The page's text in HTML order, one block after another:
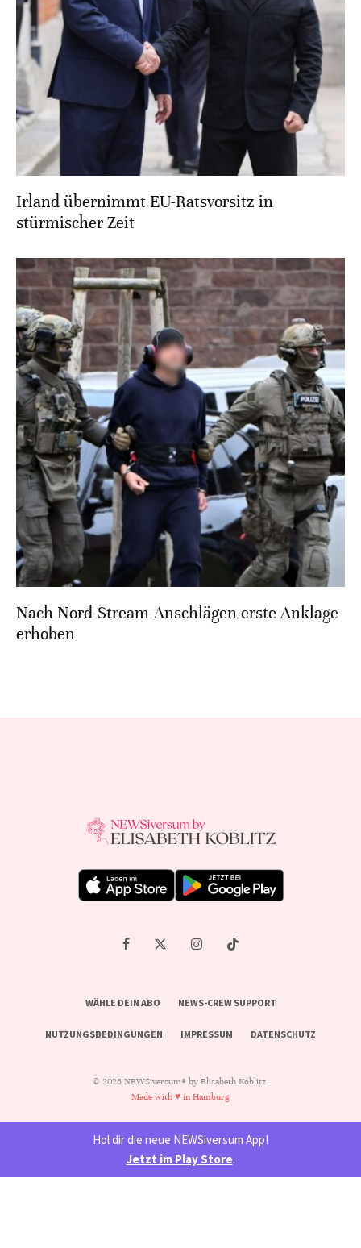
Irland übernimmt EU-Ratsvorsitz in
stürmischer Zeit
Nach Nord-Stream-Anschlägen erste Anklage
erhoben
WÄHLE DEIN ABO NEWS-CREW SUPPORT
NUTZUNGSBEDINGUNGEN IMPRESSUM DATENSCHUTZ
© 2026 NEWSiversum® by Elisabeth Koblitz.
Made with ♥ in Hamburg
Hol dir die neue NEWSiversum App!
Jetzt im Play Store.